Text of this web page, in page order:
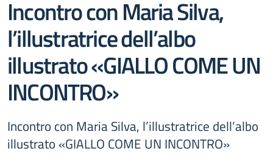
Incontro con Maria Silva,
l’illustratrice dell’albo
illustrato «GIALLO COME UN
INCONTRO»
Incontro con Maria Silva, l’illustratrice dell’albo
illustrato «GIALLO COME UN INCONTRO»